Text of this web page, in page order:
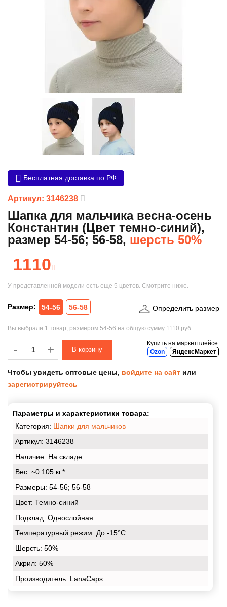
Бесплатная доставка по РФ
Артикул: 3146238
Шапка для мальчика весна-осень
Константин (Цвет темно-синий),
размер 54-56; 56-58, шерсть 50%
1110
У представленной модели есть еще 5 цветов. Смотрите ниже.
Размер: 54-56 56-58 Определить размер
Вы выбрали 1 товар, размером 54-56 на общую сумму 1110 руб.
-
- +
Купить на маркетплейсе:
Ozon
ЯндексМаркет
Чтобы увидеть оптовые цены, войдите на сайт или
зарегистрируйтесь
Параметры и характеристики товара:
Категория: Шапки для мальчиков
Артикул: 3146238
Наличие: На складе
Вес: ~0.105 кг.*
Размеры: 54-56; 56-58
Цвет: Темно-синий
Подклад: Однослойная
Температурный режим: До -15°С
Шерсть: 50%
Акрил: 50%
Производитель: LanaCaps